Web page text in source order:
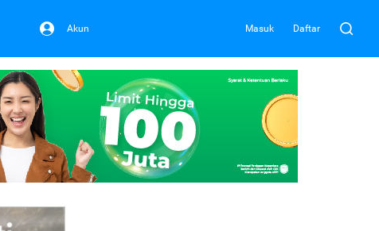
Akun Masuk Daftar